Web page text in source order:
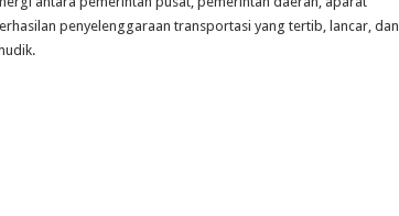
penyelenggaraan transportasi yang tertib, lancar, dan